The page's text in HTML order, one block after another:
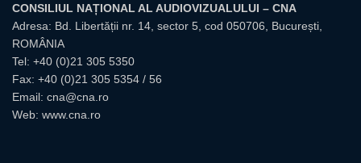
CONSILIUL NAȚIONAL AL AUDIOVIZUALULUI – CNA
Adresa: Bd. Libertății nr. 14, sector 5, cod 050706, București,
ROMÂNIA
Tel: +40 (0)21 305 5350
Fax: +40 (0)21 305 5354 / 56
Email: cna@cna.ro
Web: www.cna.ro